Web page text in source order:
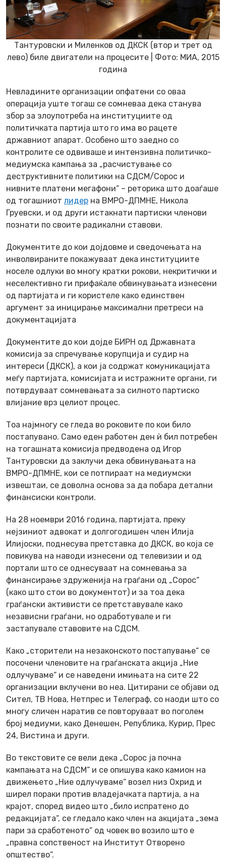
Тантуровски и Миленков од ДКСК (втор и трет од
лево) биле двигатели на процесите | Фото: МИА, 2015
година
Невладините организации опфатени со оваа
операција уште тогаш се сомневаа дека станува
збор за злоупотреба на институциите од
политичката партија што го има во рацете
државниот апарат. Особено што заедно со
контролите се одвиваше и интензивна политичко-
медиумска кампања за „расчистување со
деструктивните политики на СДСМ/Сорос и
нивните платени мегафони“ – реторика што доаѓаше
од тогашниот лидер на ВМРО-ДПМНЕ, Никола
Груевски, и од други истакнати партиски членови
познати по своите радикални ставови.
Документите до кои дојдовме и сведочењата на
инволвираните покажуваат дека институциите
носеле одлуки во многу кратки рокови, некритички и
неселективно ги прифаќале обвинувањата изнесени
од партијата и ги користеле како единствен
аргумент за иницирање максимални претреси на
документацијата
Документите до кои дојде БИРН од Државната
комисија за спречување корупција и судир на
интереси (ДКСК), а кои ја содржат комуникацијата
меѓу партијата, комисијата и истражните органи, ги
потврдуваат сомневањата за силното партиско
влијание врз целиот процес.
Тоа најмногу се гледа во роковите по кои било
постапувано. Само еден работен ден ѝ бил потребен
на тогашната комисија предводена од Игор
Тантуровски да заклучи дека обвинувањата на
ВМРО-ДПМНЕ, кои се потпираат на медиумски
извештаи, се доволна основа за да побара детални
финансиски контроли.
На 28 ноември 2016 година, партијата, преку
нејзиниот адвокат и долгогодишен член Илија
Илијоски, поднесува претставка до ДКСК, во која се
повикува на наводи изнесени од телевизии и од
портали што се однесуваат на сомневања за
финансирање здруженија на граѓани од „Сорос“
(како што стои во документот) и за тоа дека
граѓански активисти се претставувале како
независни граѓани, но одработувале и ги
застапувале ставовите на СДСМ.
Како „сторители на незаконското постапување“ се
посочени членовите на граѓанската акција „Ние
одлучуваме“ и се наведени имињата на сите 22
организации вклучени во неа. Цитирани се објави од
Сител, ТВ Нова, Нетпрес и Телеграф, со наоди што со
многу сличен наратив се повторуваат во поголем
број медиуми, како Денешен, Република, Курир, Прес
24, Вистина и други.
Во текстовите се вели дека „Сорос ја почна
кампањата на СДСМ“ и се опишува како камион на
движењето „Ние одлучуваме“ возел низ Охрид и
ширел пораки против владејачката партија, а на
крајот, според видео што „било испратено до
редакцијата“, се гледало како член на акцијата „зема
пари за сработеното“ од човек во возило што е
„правна сопственост на Институт Отворено
општество“.